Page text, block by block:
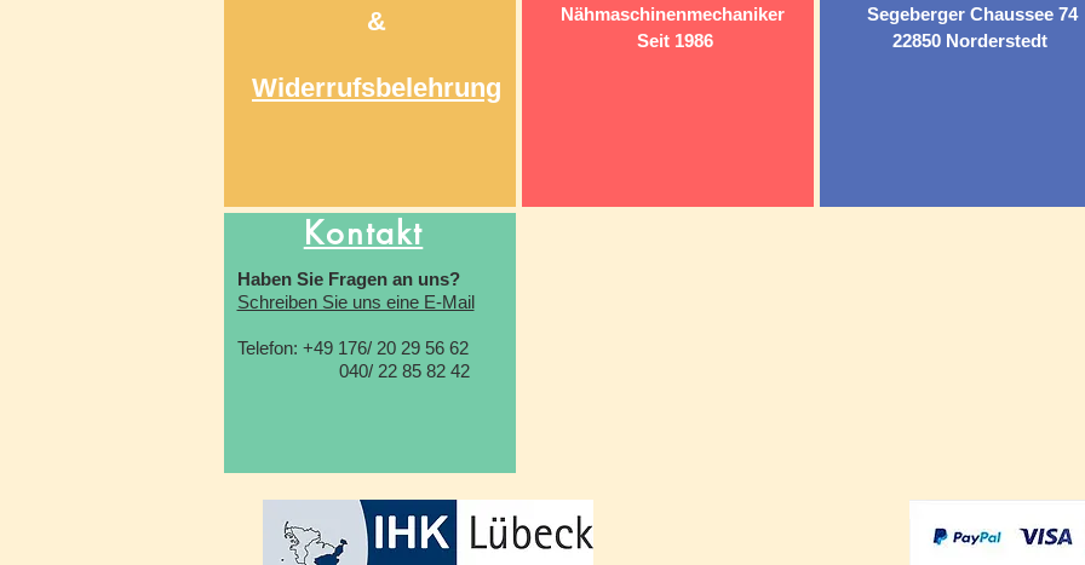
&
Widerrufsbelehrung
Nähmaschinenmechaniker
Seit 1986
Segeberger Chaussee 74
22850 Norderstedt
Kontakt
Haben Sie Fragen an uns?
Schreiben Sie uns eine E-Mail
Telefon: +49 176/ 20 29 56 62
040/ 22 85 82 42